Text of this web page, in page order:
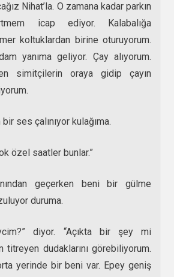
Nihat’la. O zamana kadar parkın
icap ediyor. Kalabalığa
koltuklardan birine oturuyorum.
yanıma geliyor. Çay alıyorum.
simitçilerin oraya gidip çayın
ses çalınıyor kulağıma.
özel saatler bunlar.”
geçerken beni bir gülme
duruma.
diyor. “Açıkta bir şey mi
titreyen dudaklarını görebiliyorum.
yerinde bir beni var. Epey geniş